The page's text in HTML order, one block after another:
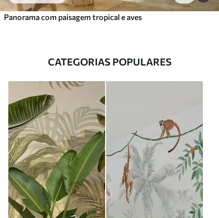
Panorama com paisagem tropical e aves
CATEGORIAS POPULARES